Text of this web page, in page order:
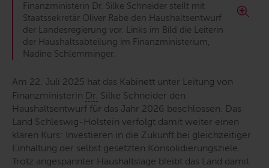
Finanzministerin Dr. Silke Schneider stellt mit
Staatssekretär Oliver Rabe den Haushaltsentwurf
der Landesregierung vor. Links im Bild die Leiterin
der Haushaltsabteilung im Finanzministerium,
Nadine Schlemminger.
Am 22. Juli 2025 hat das Kabinett unter Leitung von
Finanzministerin Dr. Silke Schneider den
Haushaltsentwurf für das Jahr 2026 beschlossen. Das
Land Schleswig-Holstein verfolgt damit weiter einen
klaren Kurs: Investieren in die Zukunft bei gleichzeitiger
Einhaltung der selbst gesetzten Konsolidierungsziele.
Trotz angespannter Haushaltslage bleibt das Land damit